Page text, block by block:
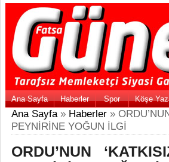
Ana Sayfa Haberler Spor Köşe
Ana Sayfa» Haberler »
PEYNİRİNE YOĞUN İLGİ
ORDU’NUN